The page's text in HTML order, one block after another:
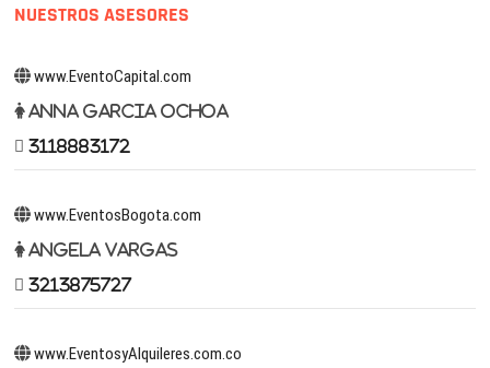
NUESTROS ASESORES
www.EventoCapital.com
Anna Garcia Ochoa
3118883172
www.EventosBogota.com
Angela Vargas
3213875727
www.EventosyAlquileres.com.co